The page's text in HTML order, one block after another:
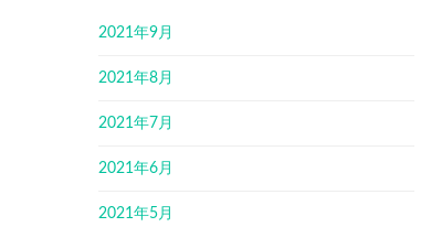
2021年9月
2021年8月
2021年7月
2021年6月
2021年5月